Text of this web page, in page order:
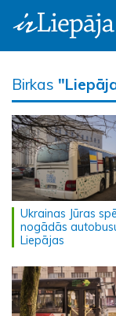
Birkas
Ukrainas Jūras
nogādās
Liepājas